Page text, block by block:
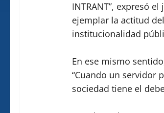
INTRANT”, expresó
ejemplar la actitud
institucionalidad
En ese mismo
“Cuando un servidor
sociedad tiene el